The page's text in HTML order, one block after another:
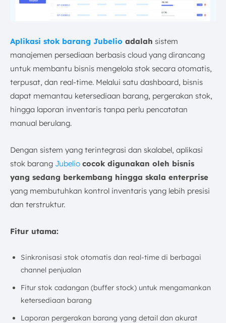
Aplikasi stok barang Jubelio adalah sistem
manajemen persediaan berbasis cloud yang dirancang
untuk membantu bisnis mengelola stok secara otomatis,
terpusat, dan real-time. Melalui satu dashboard, bisnis
dapat memantau ketersediaan barang, pergerakan stok,
hingga laporan inventaris tanpa perlu pencatatan
manual berulang.
Dengan sistem yang terintegrasi dan skalabel, aplikasi
stok barang Jubelio cocok digunakan oleh bisnis
yang sedang berkembang hingga skala enterprise
yang membutuhkan kontrol inventaris yang lebih presisi
dan terstruktur.
Fitur utama:
Sinkronisasi stok otomatis dan real-time di berbagai
channel penjualan
Fitur stok cadangan (buffer stock) untuk mengamankan
ketersediaan barang
Laporan pergerakan barang yang detail dan akurat